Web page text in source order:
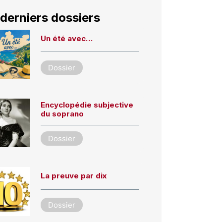
dossiers
Un été avec…
Dossier
Encyclopédie subjective
du soprano
Dossier
La preuve par dix
Dossier